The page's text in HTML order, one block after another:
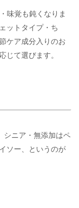
味覚も鈍くなりま
ットタイプ・ち
ケア成分入りのお
じて選びます。
シニア・無添加はペ
ソー、というのが